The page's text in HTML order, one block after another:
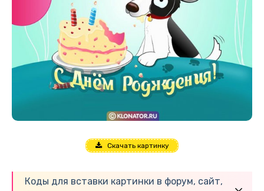
Скачать картинку
Коды для вставки картинки в форум, сайт,